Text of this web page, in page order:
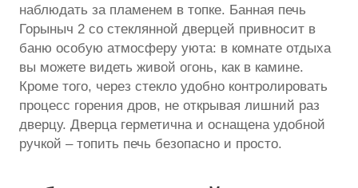
наблюдать за пламенем в топке. Банная печь
Горыныч 2 со стеклянной дверцей привносит в
баню особую атмосферу уюта: в комнате отдыха
вы можете видеть живой огонь, как в камине.
Кроме того, через стекло удобно контролировать
процесс горения дров, не открывая лишний раз
дверцу. Дверца герметична и оснащена удобной
ручкой – топить печь безопасно и просто.